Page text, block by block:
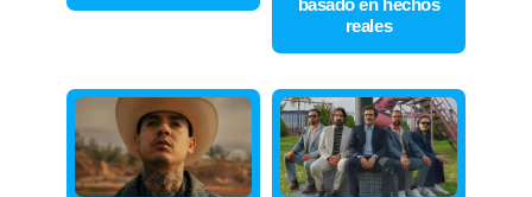
basado en hechos
reales